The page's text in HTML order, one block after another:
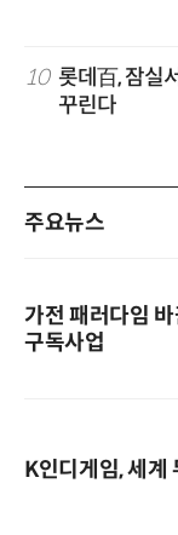
10 롯데百, 잠실
꾸린다
주요뉴스
가전 패러다임
구독사업
K인디게임, 세계